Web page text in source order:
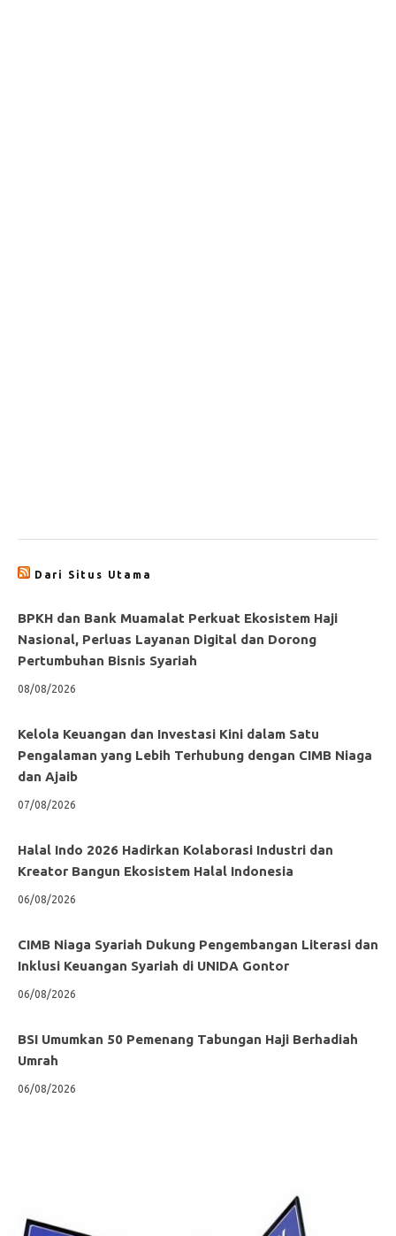
Dari Situs Utama
BPKH dan Bank Muamalat Perkuat Ekosistem Haji
Nasional, Perluas Layanan Digital dan Dorong
Pertumbuhan Bisnis Syariah
08/08/2026
Kelola Keuangan dan Investasi Kini dalam Satu
Pengalaman yang Lebih Terhubung dengan CIMB Niaga
dan Ajaib
07/08/2026
Halal Indo 2026 Hadirkan Kolaborasi Industri dan
Kreator Bangun Ekosistem Halal Indonesia
06/08/2026
CIMB Niaga Syariah Dukung Pengembangan Literasi dan
Inklusi Keuangan Syariah di UNIDA Gontor
06/08/2026
BSI Umumkan 50 Pemenang Tabungan Haji Berhadiah
Umrah
06/08/2026